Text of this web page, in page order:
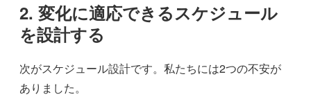
2. 変化に適応できるスケジュール
を設計する
次がスケジュール設計です。私たちには2つの不安が
ありました。